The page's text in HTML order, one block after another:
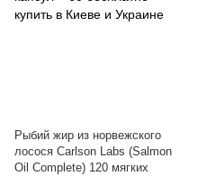
Рыбий жир из норвежского
лосося Carlson Labs (Salmon
Oil Complete) 120 мягких